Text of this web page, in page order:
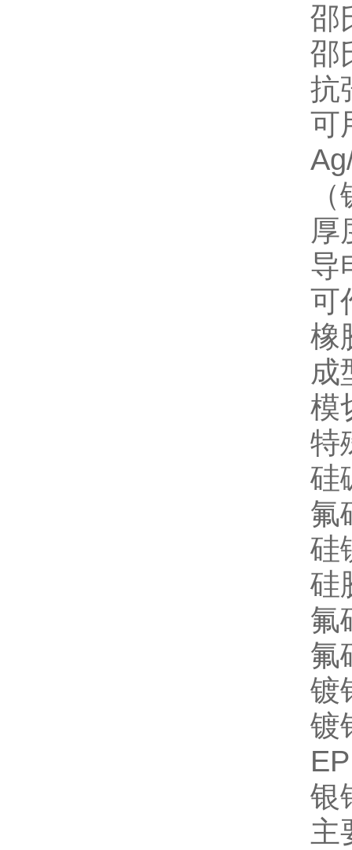
邵
邵
抗
可
厚
导
可
橡
成
模
特
硅
氟
硅
硅
氟
氟
镀
镀
银
主